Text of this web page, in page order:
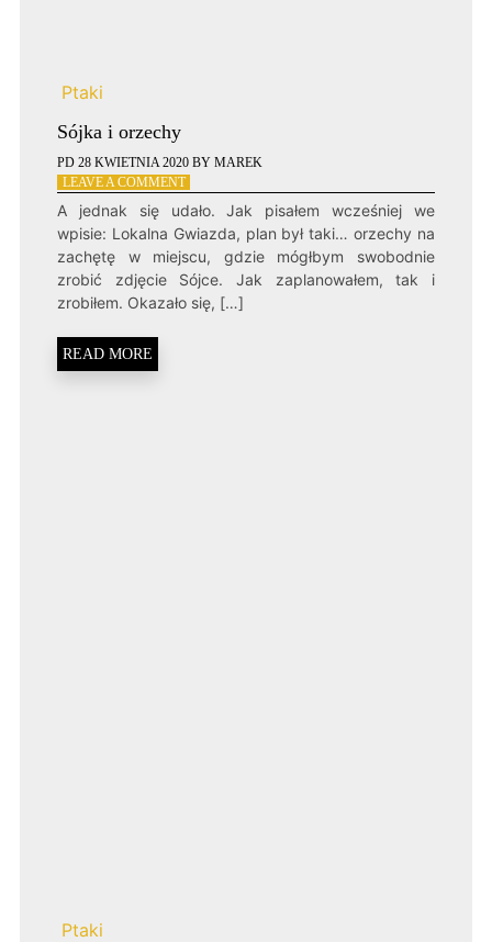
Ptaki
Sójka i orzechy
PD 28 KWIETNIA 2020 BY MAREK
LEAVE A COMMENTON
SÓJKA
I
ORZECHY
A jednak się udało. Jak pisałem wcześniej we
wpisie: Lokalna Gwiazda, plan był taki… orzechy na
zachętę w miejscu, gdzie mógłbym swobodnie
zrobić zdjęcie Sójce. Jak zaplanowałem, tak i
zrobiłem. Okazało się, […]
READ MORE
Ptaki